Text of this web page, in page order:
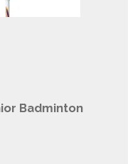
Badminton